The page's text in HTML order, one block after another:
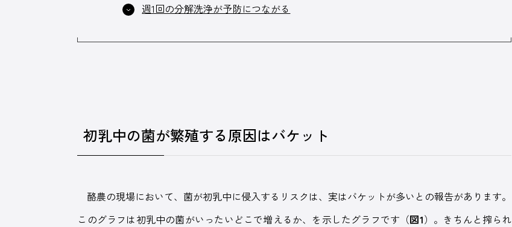
週1回の分解洗浄が予防につながる
初乳中の菌が繁殖する原因はバケット
酪農の現場において、菌が初乳中に侵入するリスクは、実はバケットが多いとの報告があります。
このグラフは初乳中の菌がいったいどこで増えるか、を示したグラフです（図1）。きちんと搾られ